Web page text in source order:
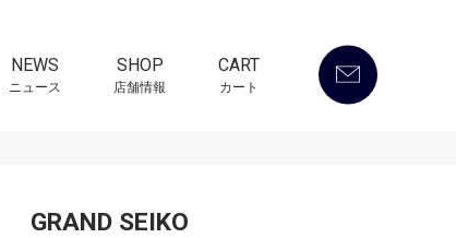
NEWS
ニュース
SHOP
店舗情報
CART
カート
GRAND SEIKO